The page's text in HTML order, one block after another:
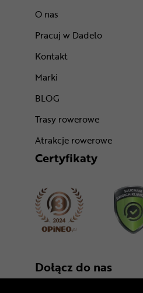
O nas
Pracuj w Dadelo
Kontakt
Marki
BLOG
Trasy rowerowe
Atrakcje rowerowe
Certyfikaty
Dołącz do nas